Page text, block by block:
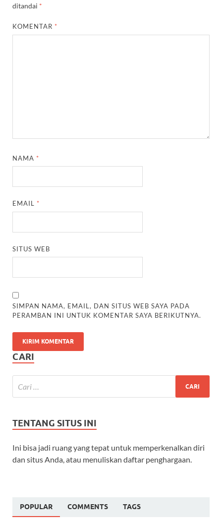
ditandai *
KOMENTAR *
NAMA *
EMAIL *
SITUS WEB
SIMPAN NAMA, EMAIL, DAN SITUS WEB SAYA PADA
PERAMBAN INI UNTUK KOMENTAR SAYA BERIKUTNYA.
CARI
TENTANG SITUS INI
Ini bisa jadi ruang yang tepat untuk memperkenalkan diri
dan situs Anda, atau menuliskan daftar penghargaan.
POPULAR COMMENTS TAGS